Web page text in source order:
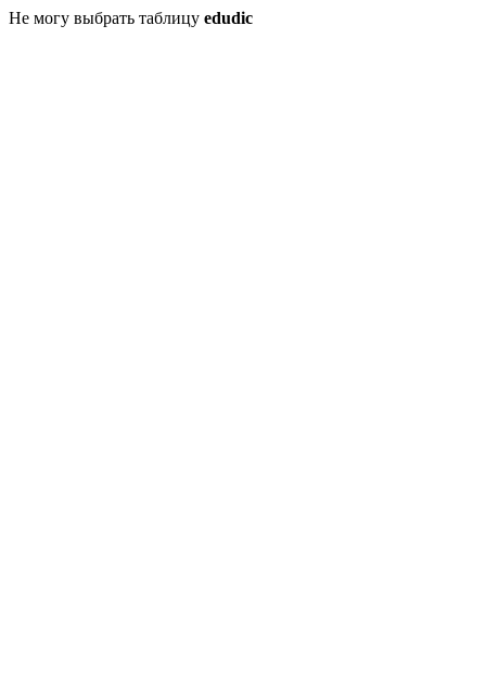
Не могу выбрать таблицу edudic